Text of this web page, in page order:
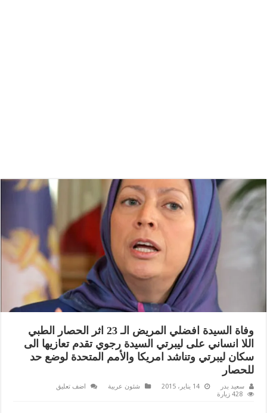
وفاة السيدة افضلي المريض الـ 23 اثر الحصار الطبي
اللا انساني على ليبرتي السيدة رجوي تقدم تعازيها الى
سكان ليبرتي وتناشد امريكا والأمم المتحدة لوضع حد
للحصار
سعيد بدر 14 يناير، 2015 شئون عربية
اضف تعليق
428 زيارة